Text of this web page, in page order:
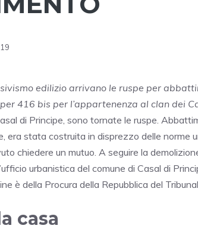
edilizio arrivano le ruspe per
416 bis per l’appartenenza al clan dei
di Principe, sono tornate le ruspe.
era stata costruita in disprezzo delle norme
chiedere un mutuo. A seguire la
urbanistica del comune di Casal di
è della Procura della Repubblica del
casa